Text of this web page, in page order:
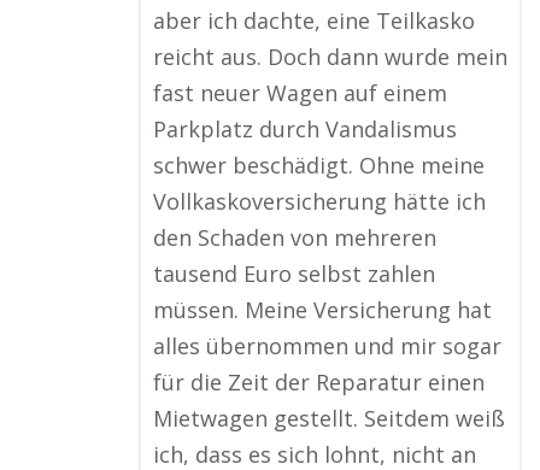
aber ich dachte, eine Teilkasko
reicht aus. Doch dann wurde mein
fast neuer Wagen auf einem
Parkplatz durch Vandalismus
schwer beschädigt. Ohne meine
Vollkaskoversicherung hätte ich
den Schaden von mehreren
tausend Euro selbst zahlen
müssen. Meine Versicherung hat
alles übernommen und mir sogar
für die Zeit der Reparatur einen
Mietwagen gestellt. Seitdem weiß
ich, dass es sich lohnt, nicht an